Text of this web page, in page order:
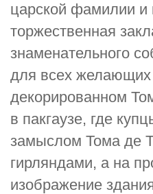
царской фамилии и
торжественная
знаменательного
для всех желающих
декорированном
в пакгаузе, где
замыслом Тома де
гирляндами, а на
изображение